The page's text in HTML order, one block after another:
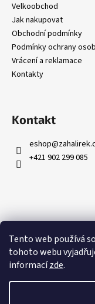
Tento web používá
tohoto webu
informacízde.
Velkoobchod
Jak nakupovat
Obchodní podmínky
Podmínky ochrany
Vrácení a reklamace
Kontakty
Kontakt
eshop@
+421 902 299 085
Přijímáme